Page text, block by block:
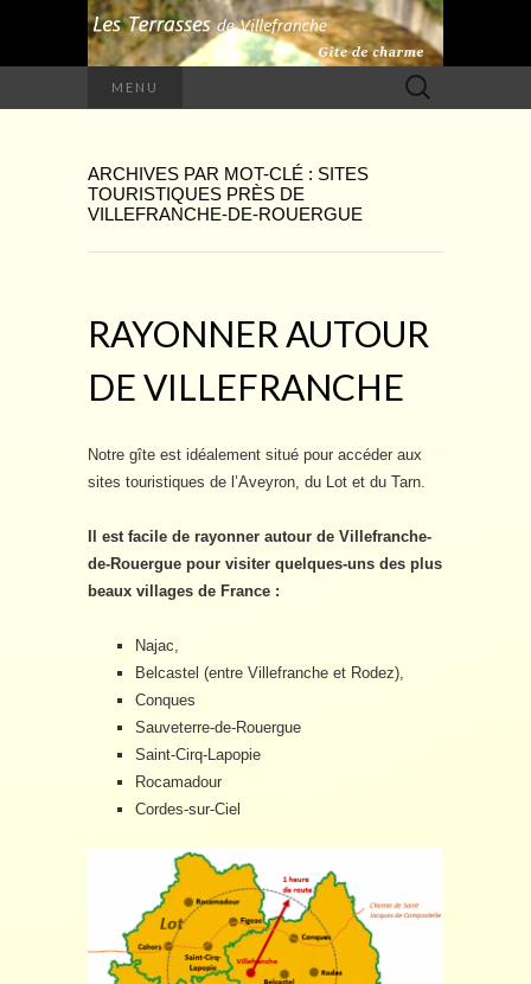
MENU Rechercher :
ARCHIVES PAR MOT-CLÉ : SITES
TOURISTIQUES PRÈS DE
VILLEFRANCHE-DE-ROUERGUE
RAYONNER AUTOUR
DE VILLEFRANCHE
Notre gîte est idéalement situé pour accéder aux
sites touristiques de l’Aveyron, du Lot et du Tarn.
Il est facile de rayonner autour de Villefranche-
de-Rouergue pour visiter quelques-uns des plus
beaux villages de France :
Najac,
Belcastel (entre Villefranche et Rodez),
Conques
Sauveterre-de-Rouergue
Saint-Cirq-Lapopie
Rocamadour
Cordes-sur-Ciel